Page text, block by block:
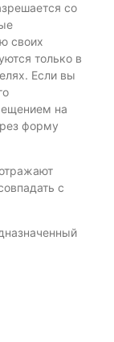
со
своих
только в
Если вы
на
форму
с